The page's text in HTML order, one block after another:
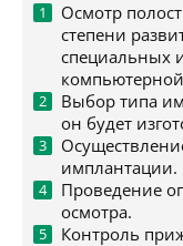
Осмотр
степени
специальных
Выбор типа
он будет
имплантации.
Проведение
осмотра.
Контроль